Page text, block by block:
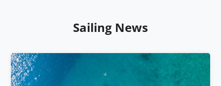
Sailing News